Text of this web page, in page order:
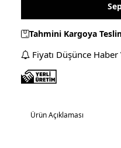
Tahmini Kargoya
Fiyatı Düşünce Haber
Ürün Açıklaması